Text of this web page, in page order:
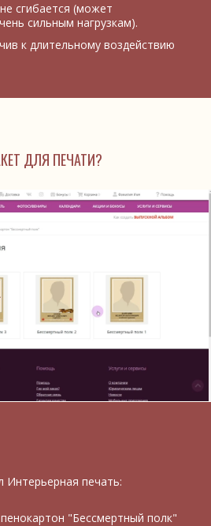
сгибается (может
сильным нагрузкам).
к длительному воздействию
ДЛЯ ПЕЧАТИ?
Интерьерная печать:
"Бессмертный полк"